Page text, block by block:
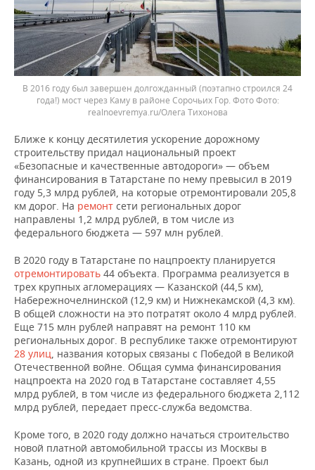
В 2016 году был завершен долгожданный (поэтапно строился 24
года!) мост через Каму в районе Сорочьих Гор. Фото
realnoevremya.ru/Олега Тихонова
Ближе к концу десятилетия ускорение дорожному
строительству придал национальный проект
«Безопасные и качественные автодороги» — объем
финансирования в Татарстане по нему превысил в 2019
году 5,3 млрд рублей, на которые отремонтировали 205,8
км дорог. На ремонт сети региональных дорог
направлены 1,2 млрд рублей, в том числе из
федерального бюджета — 597 млн рублей.
В 2020 году в Татарстане по нацпроекту планируется
отремонтировать 44 объекта. Программа реализуется в
трех крупных агломерациях — Казанской (44,5 км),
Набережночелнинской (12,9 км) и Нижнекамской (4,3 км).
В общей сложности на это потратят около 4 млрд рублей.
Еще 715 млн рублей направят на ремонт 110 км
региональных дорог. В республике также отремонтируют
28 улиц, названия которых связаны с Победой в Великой
Отечественной войне. Общая сумма финансирования
нацпроекта на 2020 год в Татарстане составляет 4,55
млрд рублей, в том числе из федерального бюджета 2,112
млрд рублей, передает пресс-служба ведомства.
Кроме того, в 2020 году должно начаться строительство
новой платной автомобильной трассы из Москвы в
Казань, одной из крупнейших в стране. Проект был